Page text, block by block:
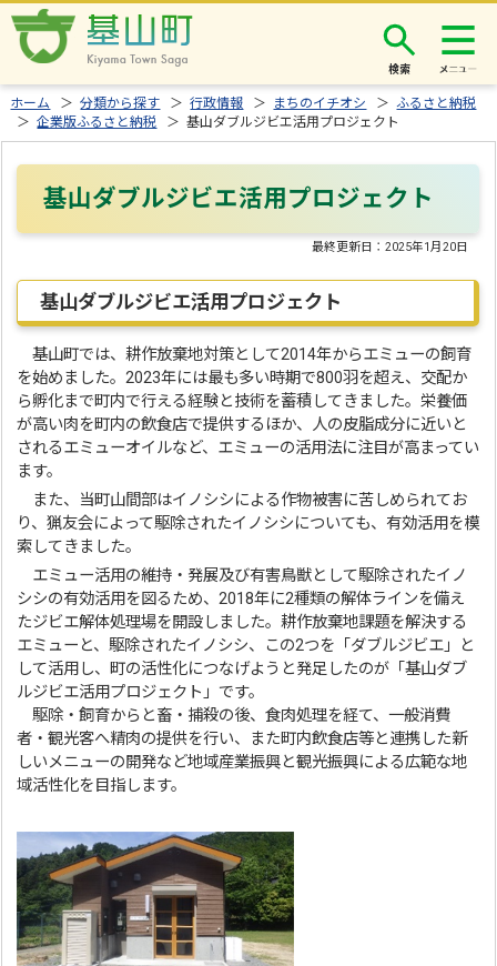
検索
ホーム ＞分類から探す ＞行政情報 ＞ まちのイチオシ ＞ふるさと納税
＞企業版ふるさと納税 ＞ 基山ダブルジビエ活用プロジェクト
基山ダブルジビエ活用プロジェクト
最終更新日：2025年1月20日
基山ダブルジビエ活用プロジェクト
基山町では、耕作放棄地対策として2014年からエミューの飼育
を始めました。2023年には最も多い時期で800羽を超え、交配か
ら孵化まで町内で行える経験と技術を蓄積してきました。栄養価
が高い肉を町内の飲食店で提供するほか、人の皮脂成分に近いと
されるエミューオイルなど、エミューの活用法に注目が高まってい
ます。
また、当町山間部はイノシシによる作物被害に苦しめられてお
り、猟友会によって駆除されたイノシシについても、有効活用を模
索してきました。
エミュー活用の維持・発展及び有害鳥獣として駆除されたイノ
シシの有効活用を図るため、2018年に2種類の解体ラインを備え
たジビエ解体処理場を開設しました。耕作放棄地課題を解決する
エミューと、駆除されたイノシシ、この2つを「ダブルジビエ」と
して活用し、町の活性化につなげようと発足したのが「基山ダブ
ルジビエ活用プロジェクト」です。
駆除・飼育からと畜・捕殺の後、食肉処理を経て、一般消費
者・観光客へ精肉の提供を行い、また町内飲食店等と連携した新
しいメニューの開発など地域産業振興と観光振興による広範な地
域活性化を目指します。